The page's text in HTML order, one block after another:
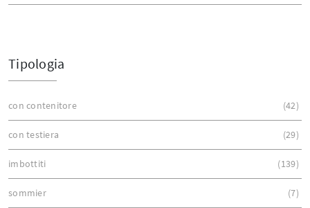
Tipologia
con contenitore 42
con testiera 29
imbottiti 139
sommier 7